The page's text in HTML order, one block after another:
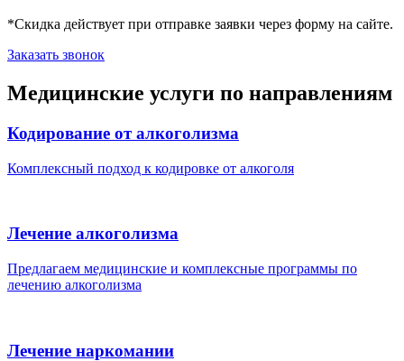
*Скидка действует при отправке заявки через форму на сайте.
Заказать звонок
Медицинские услуги по направлениям
Кодирование от алкоголизма
Комплексный подход к кодировке от алкоголя
Лечение алкоголизма
Предлагаем медицинские и комплексные программы по
лечению алкоголизма
Лечение наркомании